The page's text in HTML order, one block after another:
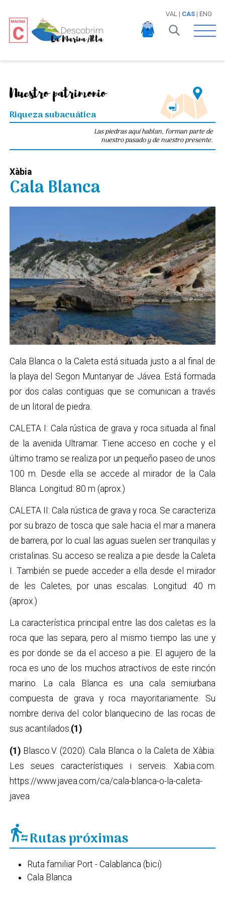
VAL | CAS| ENG
Open
Nuestro patrimonio
Riqueza subacuática
Las piedras aquí hablan, forman parte de
nuestro pasado y de nuestro presente.
Xàbia
Cala Blanca
Cala Blanca o la Caleta está situada justo a al final de
la playa del Segon Muntanyar de Jávea. Está formada
por dos calas contiguas que se comunican a través
de un litoral de piedra.
CALETA I: Cala rústica de grava y roca situada al final
de la avenida Ultramar. Tiene acceso en coche y el
último tramo se realiza por un pequeño paseo de unos
100 m. Desde ella se accede al mirador de la Cala
Blanca. Longitud: 80 m (aprox.)
CALETA II: Cala rústica de grava y roca. Se caracteriza
por su brazo de tosca que sale hacia el mar a manera
de barrera, por lo cual las aguas suelen ser tranquilas y
cristalinas. Su acceso se realiza a pie desde la Caleta
I. También se puede acceder a ella desde el mirador
de les Caletes, por unas escalas. Longitud: 40 m
(aprox.)
La característica principal entre las dos caletas es la
roca que las separa, pero al mismo tiempo las une y
es por donde se da el acceso a pie. El agujero de la
roca es uno de los muchos atractivos de este rincón
marino. La cala Blanca es una cala semiurbana
compuesta de grava y roca mayoritariamente. Su
nombre deriva del color blanquecino de las rocas de
sus acantilados.(1)
(1) Blasco.V. (2020). Cala Blanca o la Caleta de Xàbia:
Les seues característiques i serveis. Xabia.com.
https://www.javea.com/ca/cala-blanca-o-la-caleta-
javea
transfer_within_a_stationRutas próximas
Ruta familiar Port - Calablanca (bici)
Cala Blanca